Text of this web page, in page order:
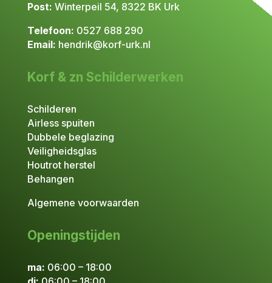
Post: Winterpeil 54, 8322 BK Urk​
Telefoon: 0527 688 290
Email: hendrik@korf-urk.nl
Korf & zn Schilderwerken
Schilderen
Airless spuiten
Dubbele beglazing
Veiligheidsglas
Houtrot herstel
Behangen
Algemene voorwaarden
Openingstijden
ma: 06:00 – 18:00